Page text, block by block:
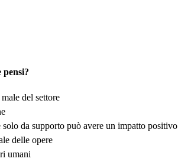
del settore
da supporto può avere un impatto positivo
delle opere
umani